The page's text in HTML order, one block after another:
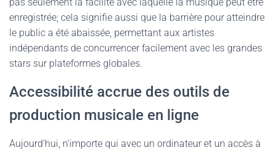
enregistrée; cela signifie aussi que la barrière pour atteindre
le public a été abaissée, permettant aux artistes
indépendants de concurrencer facilement avec les grandes
stars sur plateformes globales.
Accessibilité accrue des outils de
production musicale en ligne
Aujourd’hui, n’importe qui avec un ordinateur et un accès à